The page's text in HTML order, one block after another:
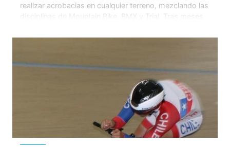
realizar acrobacias en cualquier terreno, mezclando las
disciplinas de Mountain Bike, BMX y Trial. Tras meses
MacAskill, lanzó recientemente “This […]